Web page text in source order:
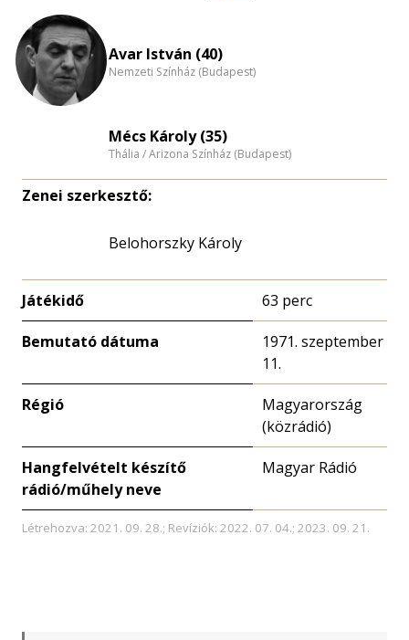
Avar István (40)
Nemzeti Színház (Budapest)
Mécs Károly (35)
Thália / Arizona Színház (Budapest)
Zenei szerkesztő:
Belohorszky Károly
Játékidő 63 perc
Bemutató dátuma
1971. szeptember
11.
Régió
Magyarország
(közrádió)
Hangfelvételt készítő
rádió/műhely neve
Magyar Rádió
Létrehozva: 2021. 09. 28.; Revíziók: 2022. 07. 04.; 2023. 09. 21.